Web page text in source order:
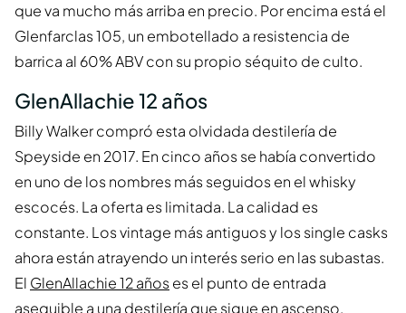
que va mucho más arriba en precio. Por encima está el
Glenfarclas 105, un embotellado a resistencia de
barrica al 60% ABV con su propio séquito de culto.
GlenAllachie 12 años
Billy Walker compró esta olvidada destilería de
Speyside en 2017. En cinco años se había convertido
en uno de los nombres más seguidos en el whisky
escocés. La oferta es limitada. La calidad es
constante. Los vintage más antiguos y los single casks
ahora están atrayendo un interés serio en las subastas.
El GlenAllachie 12 añoses el punto de entrada
asequible a una destilería que sigue en ascenso.